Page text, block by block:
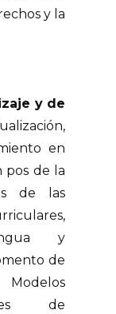
y la
y de
en
pos de la
de las
y
de
de